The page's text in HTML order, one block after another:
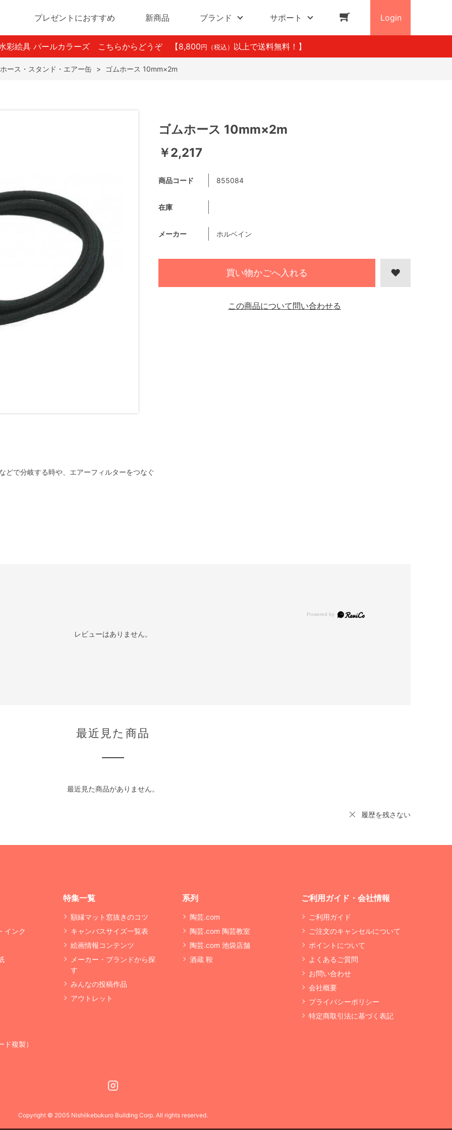
プレゼントにおすすめ 新商品 ブランド サポート Login
彩絵具 パールカラーズ こちらからどうぞ 【8,800 円（税込） 以上で送料無料！】
ホース・スタンド・エアー缶 > ゴムホース 10mm×2m
どで分岐する時や、エアーフィルターをつなぐ
ゴムホース 10mm×2m
￥2,217
商品コード 855084
在庫
メーカー ホルベイン
買い物かごへ入れる
この商品について問い合わせる
レビューはありません。
最近見た商品
最近見た商品がありません。
履歴を残さない
インク
複製）
特集一覧
額縁マット窓抜きのコツ
キャンバスサイズ一覧表
絵画情報コンテンツ
メーカー・ブランドから探
す
みんなの投稿作品
アウトレット
系列
陶芸.com
陶芸.com 陶芸教室
陶芸.com 池袋店舗
酒蔵 鞍
ご利用ガイド・会社情報
ご利用ガイド
ご注文のキャンセルについて
ポイントについて
よくあるご質問
お問い合わせ
会社概要
プライバシーポリシー
特定商取引法に基づく表記
Copyright © 2005 Nishiikebukuro Building Corp. All rights reserved.